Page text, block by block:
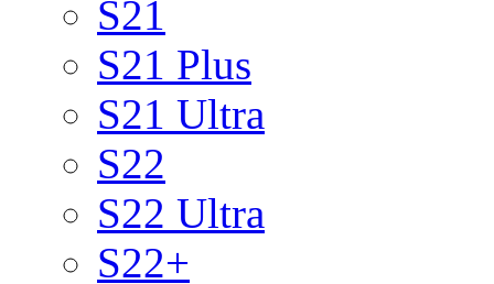
S21
S21 Plus
S21 Ultra
S22
S22 Ultra
S22+